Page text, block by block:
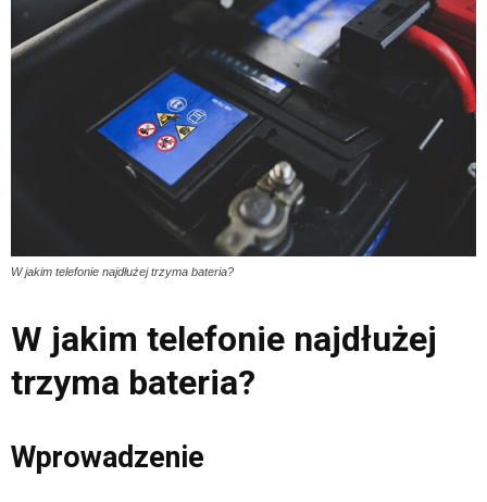
W jakim telefonie najdłużej trzyma bateria?
W jakim telefonie najdłużej
trzyma bateria?
Wprowadzenie